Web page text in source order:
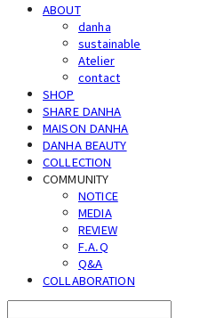
ABOUT
danha
sustainable
Atelier
contact
SHOP
SHARE DANHA
MAISON DANHA
DANHA BEAUTY
COLLECTION
COMMUNITY
NOTICE
MEDIA
REVIEW
F.A.Q
Q&A
COLLABORATION